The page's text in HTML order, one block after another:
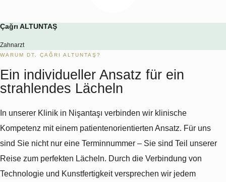
Çağrı ALTUNTAŞ
Zahnarzt
WARUM DT. ÇAĞRI ALTUNTAŞ?
Ein individueller Ansatz für ein
strahlendes Lächeln
In unserer Klinik in Nişantaşı verbinden wir klinische
Kompetenz mit einem patientenorientierten Ansatz. Für uns
sind Sie nicht nur eine Terminnummer – Sie sind Teil unserer
Reise zum perfekten Lächeln. Durch die Verbindung von
Technologie und Kunstfertigkeit versprechen wir jedem